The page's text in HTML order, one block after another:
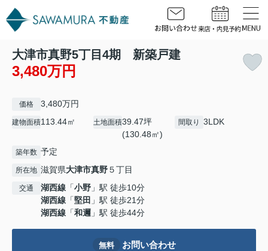
大津市真野5丁目4期 新築戸建
3,480万円
価格 3,480万円
建物面積113.44㎡ 土地面積39.47坪
(130.48㎡)
間取り 3LDK
築年数 予定
所在地 滋賀県大津市真野５丁目
交通 湖西線 「小野 」駅 徒歩10分
湖西線 「堅田 」駅 徒歩21分
湖西線 「和邇 」駅 徒歩44分
無料 お問い合わせ